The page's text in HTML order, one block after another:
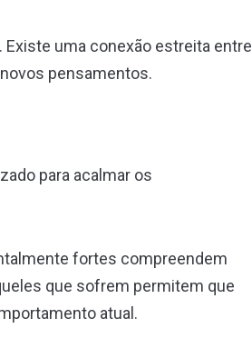
uma conexão estreita entre
pensamentos.
para acalmar os
fortes compreendem
que sofrem permitem que
atual.